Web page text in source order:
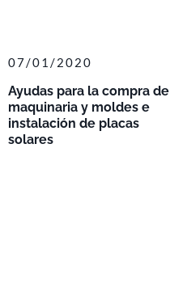
Ayudas para la compra de
maquinaria y moldes e
instalación de placas
solares
07/01/2020